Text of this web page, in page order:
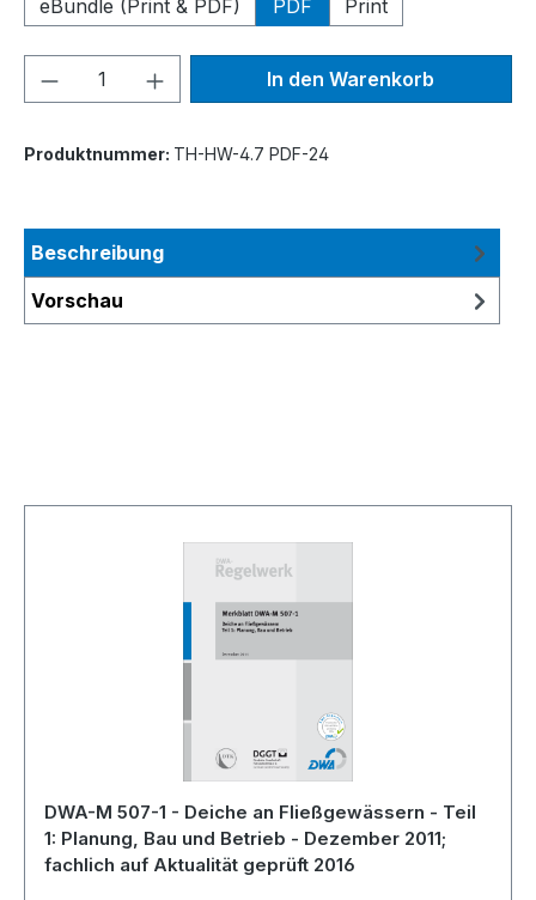
eBundle (Print & PDF)
PDF Print
Produkt Anzahl: Gib denIn den Warenkorb
Produktnummer: TH-HW-4.7 PDF-24
Beschreibung
Vorschau
DWA-M 507-1 - Deiche an Fließgewässern - Teil
1: Planung, Bau und Betrieb - Dezember 2011;
fachlich auf Aktualität geprüft 2016